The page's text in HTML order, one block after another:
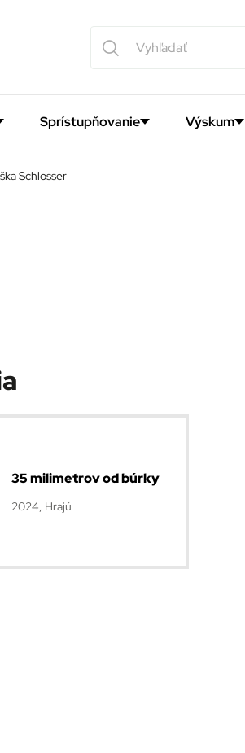
Sprístupňovanie Výskum
Schlosser
35 milimetrov od búrky
2024, Hrajú